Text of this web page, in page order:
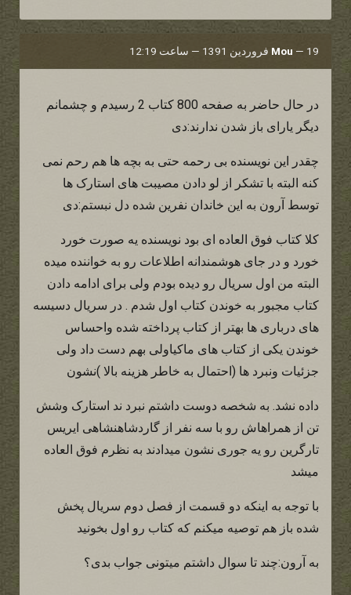
Mou — 19 فروردین 1391 — ساعت 12:19
در حال حاضر به صفحه 800 کتاب 2 رسیدم و چشمانم
دیگر یارای باز شدن ندارند:دی
چقدر این نویسنده بی رحمه حتی به بچه ها هم رحم نمی
کنه البته با تشکر از لو دادن مصیبت های استارک ها
توسط آرون به این خاندان نفرین شده دل نبستم:دی
کلا کتاب فوق العاده ای بود نویسنده یه صورت خورد
خورد و در جای هوشمندانه اطلاعات رو به خواننده میده
البته من اول سریال رو دیده بودم ولی برای ادامه دادن
کتاب مجبور به خوندن کتاب اول شدم . در سریال دسیسه
های درباری ها بهتر از کتاب پرداخته شده واحساس
خوندن یکی از کتاب های ماکیاولی بهم دست داد ولی
جزئیات ونبرد ها (احتمال به خاطر هزینه بالا )نشون
داده نشد. به شخصه دوست داشتم نبرد ند استارک وشش
تن از همراهاش رو با سه نفر از گاردشاهنشاهی ایریس
تارگرین رو یه جوری نشون میدادند به نظرم فوق العاده
میشد
با توجه به اینکه دو قسمت از فصل دوم سریال پخش
شده باز هم توصیه میکنم که کتاب رو اول بخونید
به آرون:چند تا سوال داشتم میتونی جواب بدی؟